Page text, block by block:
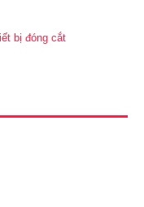
bị đóng cắt